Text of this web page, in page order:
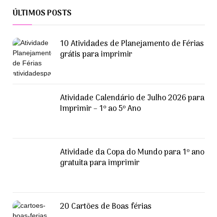
ÚLTIMOS POSTS
10 Atividades de Planejamento de Férias
grátis para imprimir
Atividade Calendário de Julho 2026 para
Imprimir – 1º ao 5º Ano
Atividade da Copa do Mundo para 1º ano
gratuita para imprimir
20 Cartões de Boas férias